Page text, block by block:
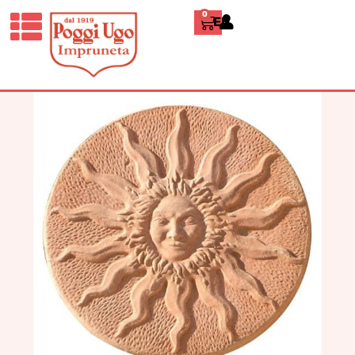
0 ENGLISH
HOME/CLASSICI
PANNELLI
DECORATIVI/ SOLE